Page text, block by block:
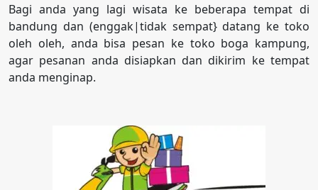
Bagi anda yang lagi wisata ke beberapa tempat di
bandung dan (enggak|tidak sempat} datang ke toko
oleh oleh, anda bisa pesan ke toko boga kampung,
agar pesanan anda disiapkan dan dikirim ke tempat
anda menginap.